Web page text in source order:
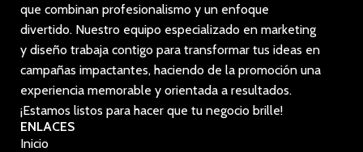
que combinan profesionalismo y un enfoque
divertido. Nuestro equipo especializado en marketing
y diseño trabaja contigo para transformar tus ideas en
campañas impactantes, haciendo de la promoción una
experiencia memorable y orientada a resultados.
¡Estamos listos para hacer que tu negocio brille!
ENLACES
Inicio